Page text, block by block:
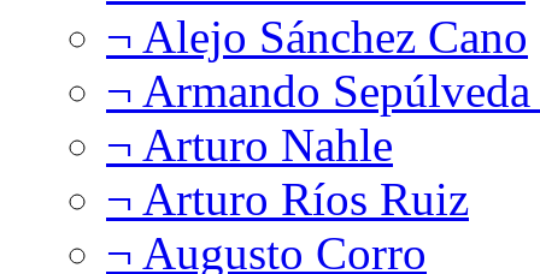
¬ Alejo Sánchez Cano
¬ Armando
¬ Arturo Nahle
¬ Arturo Ríos Ruiz
¬ Augusto Corro